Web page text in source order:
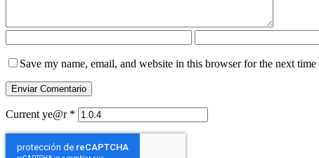
Save my name, email, and website in this browser for the next
Current ye@r *